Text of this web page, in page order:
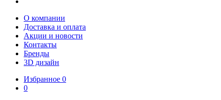
О компании
Доставка и оплата
Акции и новости
Контакты
Бренды
3D дизайн
Избранное 0
0